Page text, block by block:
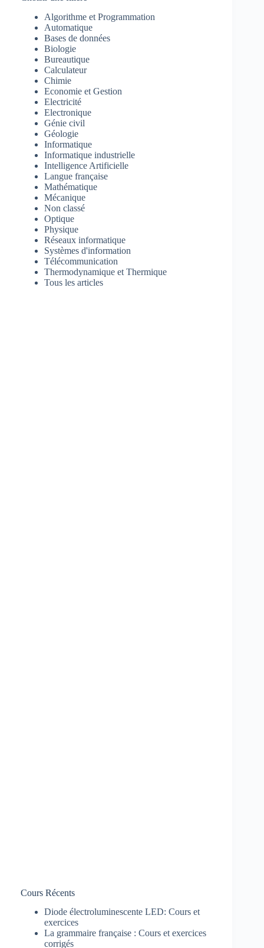
Algorithme et Programmation
Automatique
Bases de données
Biologie
Bureautique
Calculateur
Chimie
Economie et Gestion
Electricité
Electronique
Génie civil
Géologie
Informatique
Informatique industrielle
Intelligence Artificielle
Langue française
Mathématique
Mécanique
Non classé
Optique
Physique
Réseaux informatique
Systèmes d'information
Télécommunication
Thermodynamique et Thermique
Tous les articles
Cours Récents
Diode électroluminescente LED: Cours et
exercices
La grammaire française : Cours et exercices
corrigés